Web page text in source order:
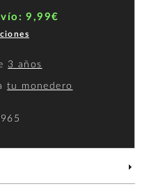
9,99€
3 años
tu monedero